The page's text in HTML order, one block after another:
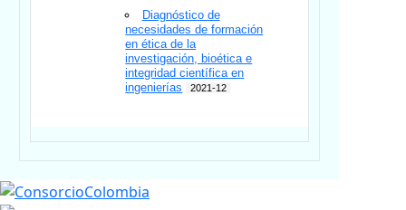
Diagnóstico de
necesidades de formación
en ética de la
investigación, bioética e
integridad científica en
ingenierías
2021-12